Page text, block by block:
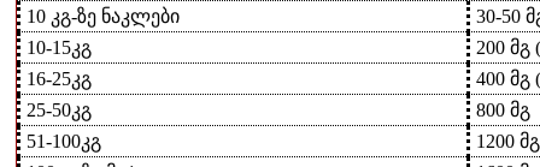
10 კგ-ზე ნაკლები
30-50
10-15კგ
200 მგ
16-25კგ
400 მგ
25-50კგ
800 მგ
51-100კგ
1200 მგ